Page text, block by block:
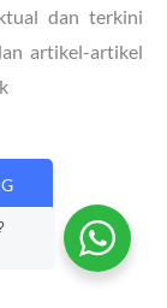
dan terkini
artikel-artikel